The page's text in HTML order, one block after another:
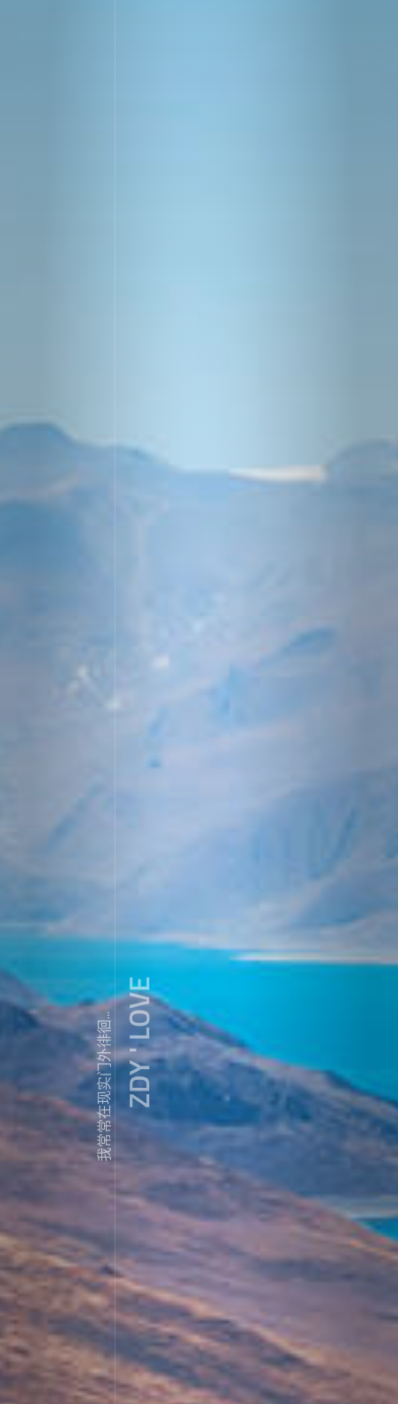
我常常在现实门外徘徊...ZDY ' LOVE